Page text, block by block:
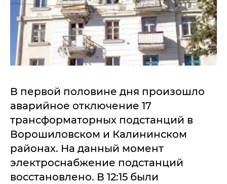
В первой половине дня произошло
аварийное отключение 17
трансформаторных подстанций в
Ворошиловском и Калининском
районах. На данный момент
электроснабжение подстанций
восстановлено. В 12:15 были